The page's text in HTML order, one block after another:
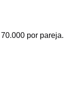
por pareja.